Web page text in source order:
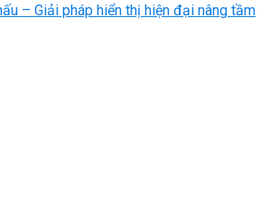
– Giải pháp hiển thị hiện đại nâng tầm